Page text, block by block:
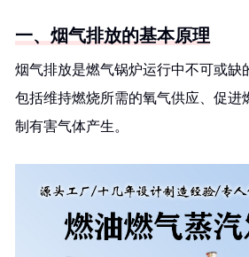
一、烟气排放的基本原理
烟气排放是燃气锅炉运行中不可或缺
包括维持燃烧所需的氧气供应、促进
制有害气体产生。